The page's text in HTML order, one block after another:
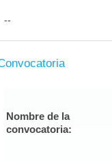
--
Nombre de la
convocatoria: